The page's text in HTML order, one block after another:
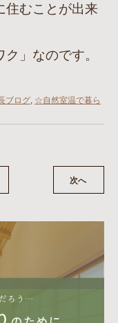
住むことが出来
」なのです。
ブログ, ☆自然室温で暮ら
次へ